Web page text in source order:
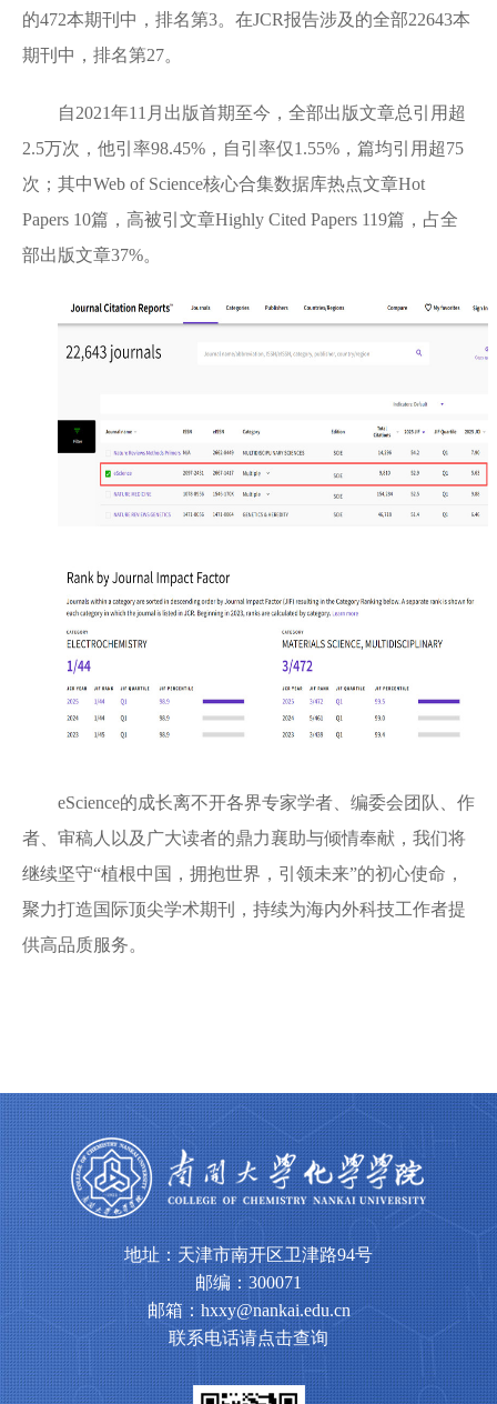
的472本期刊中，排名第3。在JCR报告涉及的全部22643本
期刊中，排名第27。
自2021年11月出版首期至今，全部出版文章总引用超
2.5万次，他引率98.45%，自引率仅1.55%，篇均引用超75
次；其中Web of Science核心合集数据库热点文章Hot
Papers 10篇，高被引文章Highly Cited Papers 119篇，占全
部出版文章37%。
eScience的成长离不开各界专家学者、编委会团队、作
者、审稿人以及广大读者的鼎力襄助与倾情奉献，我们将
继续坚守“植根中国，拥抱世界，引领未来”的初心使命，
聚力打造国际顶尖学术期刊，持续为海内外科技工作者提
供高品质服务。
地址：天津市南开区卫津路94号
邮编：300071
邮箱：hxxy@nankai.edu.cn
联系电话请点击查询